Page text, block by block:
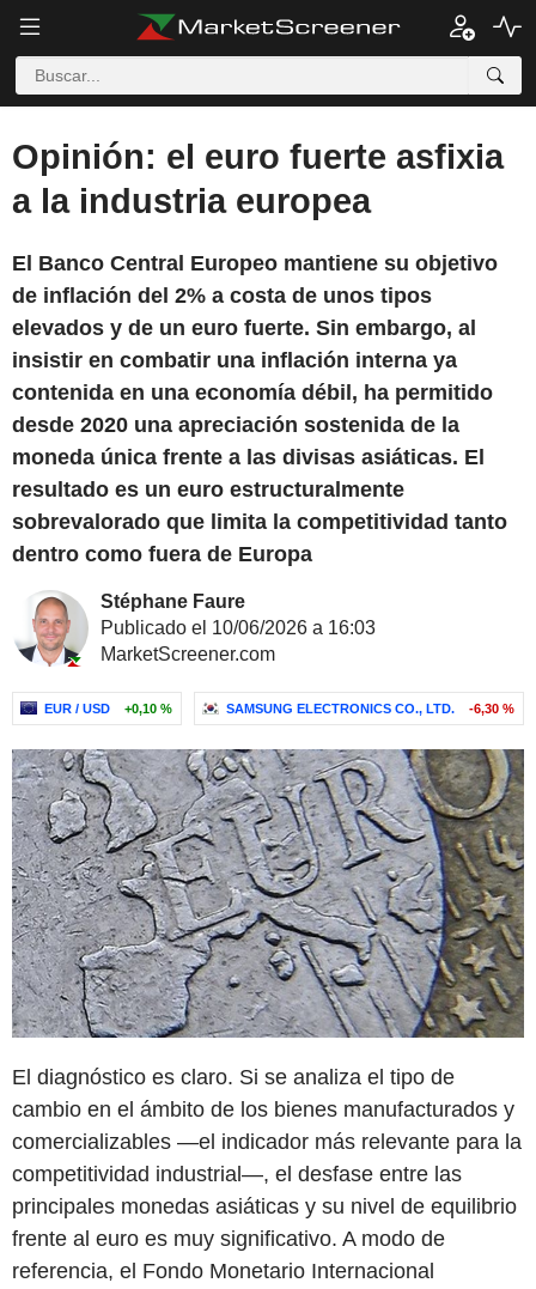
Opinión: el euro fuerte asfixia
a la industria europea
El Banco Central Europeo mantiene su objetivo
de inflación del 2% a costa de unos tipos
elevados y de un euro fuerte. Sin embargo, al
insistir en combatir una inflación interna ya
contenida en una economía débil, ha permitido
desde 2020 una apreciación sostenida de la
moneda única frente a las divisas asiáticas. El
resultado es un euro estructuralmente
sobrevalorado que limita la competitividad tanto
dentro como fuera de Europa
Stéphane Faure
Publicado el 10/06/2026 a 16:03
MarketScreener.com
EUR / USD +0,10 % SAMSUNG ELECTRONICS CO., LTD. -6,30 %
El diagnóstico es claro. Si se analiza el tipo de
cambio en el ámbito de los bienes manufacturados y
comercializables —el indicador más relevante para la
competitividad industrial—, el desfase entre las
principales monedas asiáticas y su nivel de equilibrio
frente al euro es muy significativo. A modo de
referencia, el Fondo Monetario Internacional